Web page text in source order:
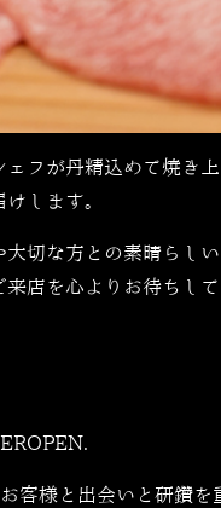
フが丹精込めて焼き
します。
切な方との素晴らし
店を心よりお待ちして
客様と出会いと研鑽を